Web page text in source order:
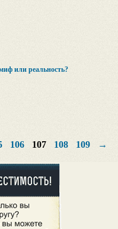
или реальность?
106 107 108 109 →